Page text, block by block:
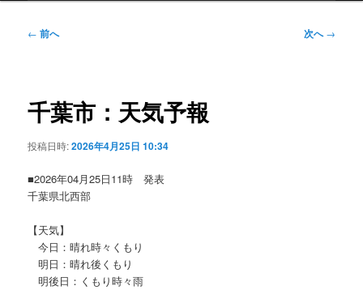
投
ゲ
ー
ョ
← 前へ 次へ→
千葉市：天気予報
投稿日時:2026年4月25日 10:34
■2026年04月25日11時 発表
千葉県北西部
【天気】
今日：晴れ時々くもり
明日：晴れ後くもり
明後日：くもり時々雨